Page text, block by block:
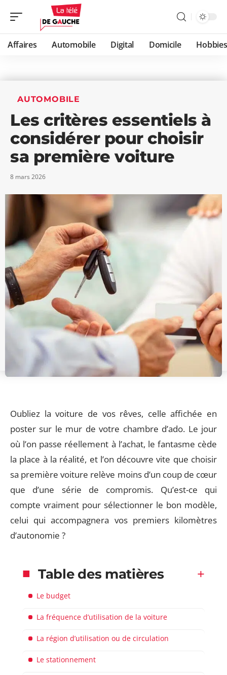
Affaires Automobile Digital Domicile Hobbies
AUTOMOBILE
Les critères essentiels à
considérer pour choisir
sa première voiture
8 mars 2026
Oubliez la voiture de vos rêves, celle affichée en
poster sur le mur de votre chambre d’ado. Le jour
où l’on passe réellement à l’achat, le fantasme cède
la place à la réalité, et l’on découvre vite que choisir
sa première voiture relève moins d’un coup de cœur
que d’une série de compromis. Qu’est-ce qui
compte vraiment pour sélectionner le bon modèle,
celui qui accompagnera vos premiers kilomètres
d’autonomie ?
Table des matières
Le budget
La fréquence d’utilisation de la voiture
La région d’utilisation ou de circulation
Le stationnement